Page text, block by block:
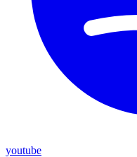
youtube